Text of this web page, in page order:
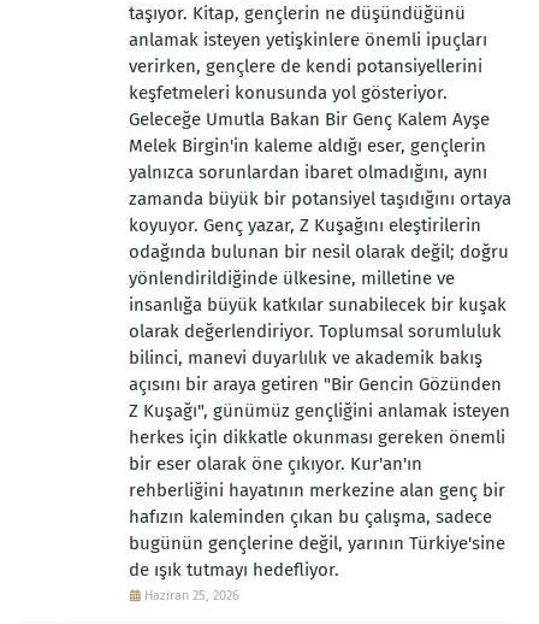
taşıyor. Kitap, gençlerin ne düşündüğünü
anlamak isteyen yetişkinlere önemli ipuçları
verirken, gençlere de kendi potansiyellerini
keşfetmeleri konusunda yol gösteriyor.
Geleceğe Umutla Bakan Bir Genç Kalem Ayşe
Melek Birgin'in kaleme aldığı eser, gençlerin
yalnızca sorunlardan ibaret olmadığını, aynı
zamanda büyük bir potansiyel taşıdığını ortaya
koyuyor. Genç yazar, Z Kuşağını eleştirilerin
odağında bulunan bir nesil olarak değil; doğru
yönlendirildiğinde ülkesine, milletine ve
insanlığa büyük katkılar sunabilecek bir kuşak
olarak değerlendiriyor. Toplumsal sorumluluk
bilinci, manevi duyarlılık ve akademik bakış
açısını bir araya getiren "Bir Gencin Gözünden
Z Kuşağı", günümüz gençliğini anlamak isteyen
herkes için dikkatle okunması gereken önemli
bir eser olarak öne çıkıyor. Kur'an'ın
rehberliğini hayatının merkezine alan genç bir
hafızın kaleminden çıkan bu çalışma, sadece
bugünün gençlerine değil, yarının Türkiye'sine
de ışık tutmayı hedefliyor.
Haziran 25, 2026